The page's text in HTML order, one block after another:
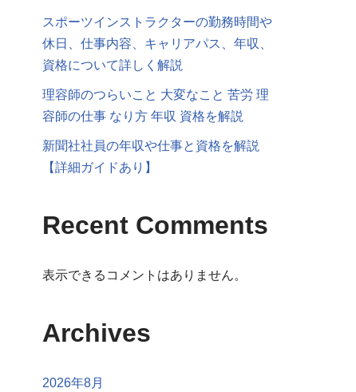
スポーツインストラクターの勤務時間や
休日、仕事内容、キャリアパス、年収、
資格について詳しく解説
理容師のつらいこと 大変なこと 苦労 理
容師の仕事 なり方 年収 資格を解説
新聞社社員の年収や仕事と資格を解説
【詳細ガイドあり】
Recent Comments
表示できるコメントはありません。
Archives
2026年8月